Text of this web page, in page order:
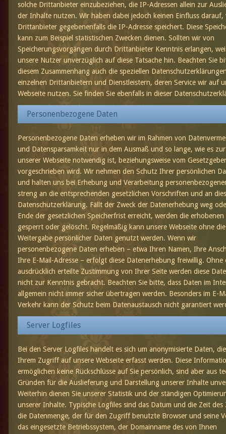
solche Drittanbieter einzubeziehen, die IP-Adressen allein zur
der Inhalte nutzen. Wir haben dabei jedoch keinen Einfluss darauf,
Drittanbieter gegebenenfalls die IP-Adresse speichert. Diese
kann zum Beispiel statistischen Zwecken dienen. Sollten wir von
Speicherungsvorgängen durch Drittanbieter Kenntnis erlangen,
unsere Nutzer unverzüglich auf diese Tatsache hin. Beachten Sie
diesem Zusammenhang auch die speziellen
einzelnen Drittanbietern und Dienstleistern, deren Service wir auf
Webseite nutzen. Sie finden Sie ebenfalls in dieser
Personenbezogene Daten
Personenbezogene Daten erheben wir im Rahmen von
und Datensparsamkeit nur in dem Ausmaß und so lange, wie es
unserer Webseite notwendig ist, beziehungsweise vom Gesetzgeber
vorgeschrieben wird. Wir nehmen den Schutz Ihrer persönlichen
und halten uns bei Erhebung und Verarbeitung
streng an die entsprechenden gesetzlichen Vorschriften und an
Datenschutzerklärung. Fällt der Zweck der Datenerhebung weg
Ende der gesetzlichen Speicherfrist erreicht, werden die erhobenen
gesperrt oder gelöscht. Regelmäßig kann unsere Webseite ohne die
Weitergabe persönlicher Daten genutzt werden. Wenn wir
personenbezogene Daten erheben – etwa Ihren Namen, Ihre
Ihre E-Mail-Adresse – erfolgt diese Datenerhebung freiwillig. Ohne
ausdrücklich erteilte Zustimmung von Ihrer Seite werden diese
nicht zur Kenntnis gebracht. Beachten Sie bitte, dass Daten im
allgemein nicht immer sicher übertragen werden. Besonders im E-
Verkehr kann der Schutz beim Datenaustausch nicht garantiert
Server Logfiles
Bei den Server Logfiles handelt es sich um anonymisierte Daten,
Ihrem Zugriff auf unsere Webseite erfasst werden. Diese
ermöglichen keine Rückschlüsse auf Sie persönlich, sind aber aus
Gründen für die Auslieferung und Darstellung unserer Inhalte
Weiterhin dienen Sie unserer Statistik und der ständigen
unserer Inhalte. Typische Logfiles sind das Datum und die Zeit des
die Datenmenge, der für den Zugriff benutzte Browser und seine
das eingesetzte Betriebssystem, der Domainname des von Ihnen